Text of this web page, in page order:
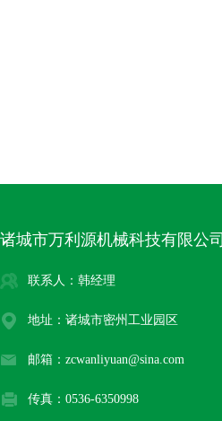
诸城市万利源机械科技有限公司
联系人：韩经理
地址：诸城市密州工业园区
邮箱：zcwanliyuan@sina.com
传真：0536-6350998